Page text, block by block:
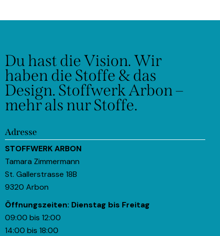
Du hast die Vision.Wir
haben die Stoffe & das
Design. Stoffwerk Arbon –
mehr als nur Stoffe.
Adresse
STOFFWERK ARBON
Tamara Zimmermann
St. Gallerstrasse 18B
9320 Arbon
Öffnungszeiten: Dienstag bis Freitag
09:00 bis 12:00
14:00 bis 18:00